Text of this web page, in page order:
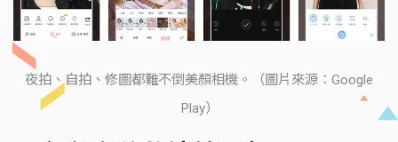
夜拍、自拍、修圖都難不倒美顏相機。（圖片來源：Google
Play）